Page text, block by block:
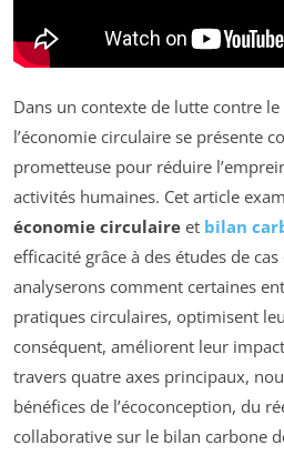
Dans un contexte de lutte contre
l’économie circulaire se présente
prometteuse pour réduire
activités humaines. Cet article
économie circulaire et bilan
efficacité grâce à des études de
analyserons comment certaines
pratiques circulaires, optimisent
conséquent, améliorent leur
travers quatre axes principaux,
bénéfices de l’écoconception, du
collaborative sur le bilan carbone